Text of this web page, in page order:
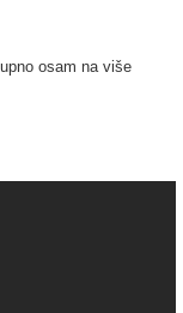
osam na više